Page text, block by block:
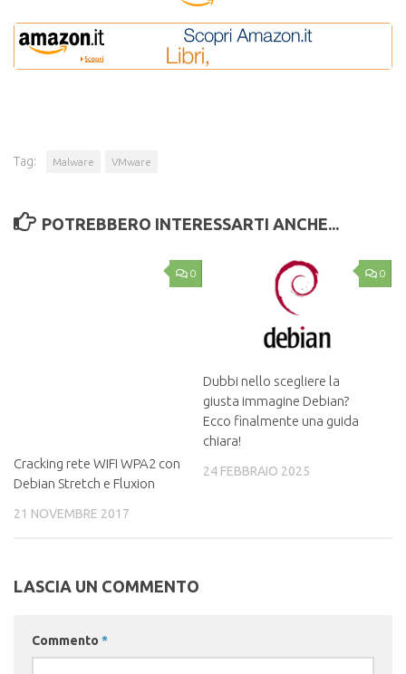
Tag: Malware VMware
POTREBBERO INTERESSARTI ANCHE...
0
Cracking rete WIFI WPA2 con
Debian Stretch e Fluxion
21 NOVEMBRE 2017
0
Dubbi nello scegliere la
giusta immagine Debian?
Ecco finalmente una guida
chiara!
24 FEBBRAIO 2025
LASCIA UN COMMENTO
Commento *